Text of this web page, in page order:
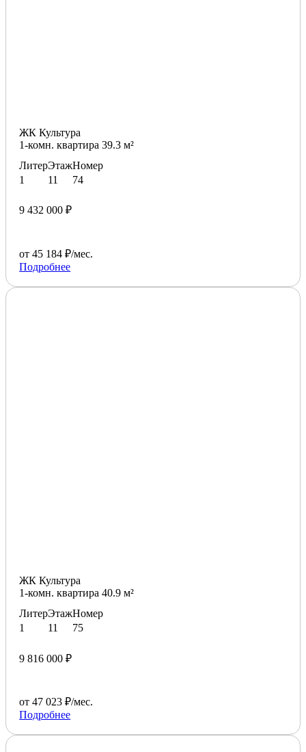
ЖК Культура
1-комн. квартира 39.3 м²
Литер
1
Этаж
11
Номер
74
9 432 000 ₽
от 45 184 ₽/мес.
Подробнее
ЖК Культура
1-комн. квартира 40.9 м²
Литер
1
Этаж
11
Номер
75
9 816 000 ₽
от 47 023 ₽/мес.
Подробнее